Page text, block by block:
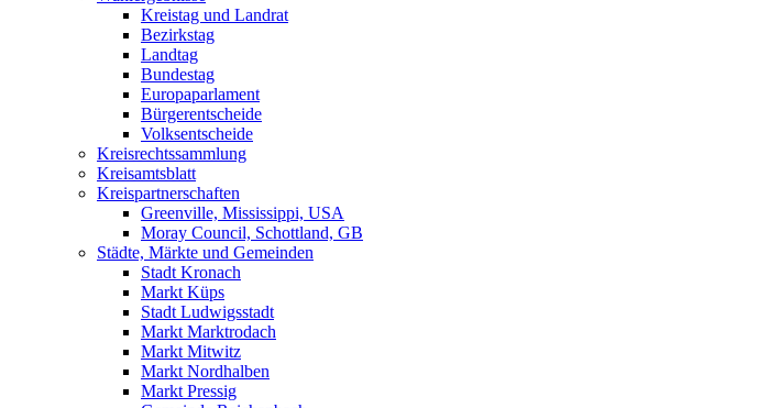
Kreistag und Landrat
Bezirkstag
Landtag
Bundestag
Europaparlament
Bürgerentscheide
Volksentscheide
Kreisrechtssammlung
Kreisamtsblatt
Kreispartnerschaften
Greenville, Mississippi, USA
Moray Council, Schottland, GB
Städte, Märkte und Gemeinden
Stadt Kronach
Markt Küps
Stadt Ludwigsstadt
Markt Marktrodach
Markt Mitwitz
Markt Nordhalben
Markt Pressig